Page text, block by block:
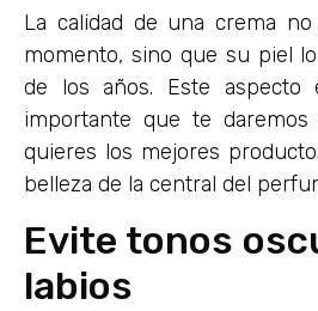
La calidad de una crema
momento, sino que su piel
de los años. Este aspecto
importante que te
quieres los mejores
belleza de la central del
Evite tonos
labios